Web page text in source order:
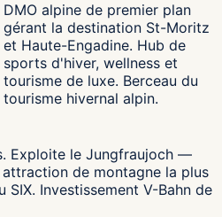
DMO alpine de premier plan
gérant la destination St-Moritz
et Haute-Engadine. Hub de
sports d'hiver, wellness et
tourisme de luxe. Berceau du
tourisme hivernal alpin.
Exploite le Jungfraujoch —
de montagne la plus
SIX. Investissement V-Bahn de